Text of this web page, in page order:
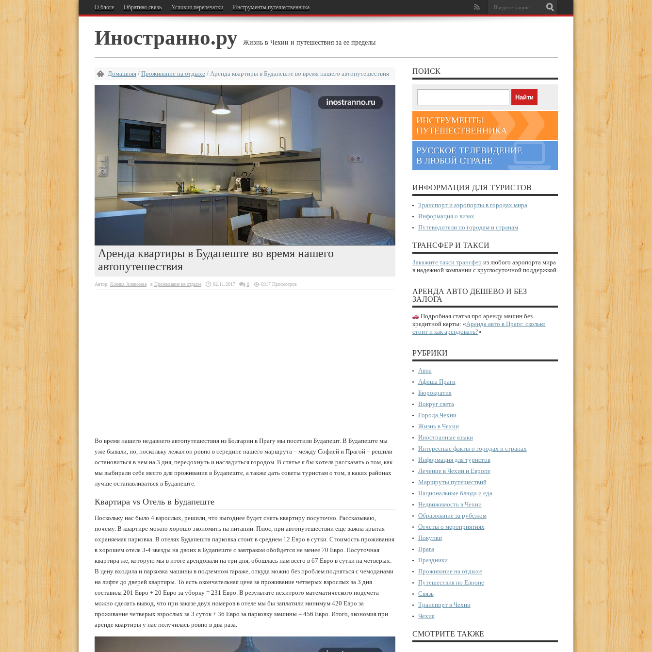
О блоге Обратная связь Условия перепечатки Инструменты путешественника
Иностранно.ру Жизнь в Чехии и путешествия за ее пределы
Домашняя/ Проживание на отдыхе/ Аренда квартиры в Будапеште во время нашего автопутешествия
Аренда квартиры в Будапеште во время нашего
автопутешествия
Автор: Ксения Алексеева в Проживание на отдыхе 02.11.2017 0 6917 Просмотров
Во время нашего недавнего автопутешествия из Болгарии в Прагу мы посетили Будапешт. В Будапеште мы
уже бывали, но, поскольку лежал он ровно в середине нашего маршрута – между Софией и Прагой – решили
остановиться в нем на 3 дня, передохнуть и насладиться городом. В статье я бы хотела рассказать о том, как
мы выбирали себе место для проживания в Будапеште, а также дать советы туристам о том, в каких районах
лучше останавливаться в Будапеште.
Квартира vs Отель в Будапеште
Поскольку нас было 4 взрослых, решили, что выгоднее будет снять квартиру посуточно. Рассказываю,
почему. В квартире можно хорошо экономить на питании. Плюс, при автопутешествии еще важна крытая
охраняемая парковка. В отелях Будапешта парковка стоит в среднем 12 Евро в сутки. Стоимость проживания
в хорошем отеле 3-4 звезды на двоих в Будапеште с завтраком обойдется не менее 70 Евро. Посуточная
квартира же, которую мы в итоге арендовали на три дня, обошлась нам всего в 67 Евро в сутки на четверых.
В цену входила и парковка машины в подземном гараже, откуда можно без проблем подняться с чемоданами
на лифте до дверей квартиры. То есть окончательная цена за проживание четверых взрослых за 3 дня
составила 201 Евро + 20 Евро за уборку = 231 Евро. В результате нехитрого математического подсчета
можно сделать вывод, что при заказе двух номеров в отеле мы бы заплатили минимум 420 Евро за
проживание четверых взрослых за 3 суток + 36 Евро за парковку машины = 456 Евро. Итого, экономия при
аренде квартиры у нас получилась ровно в два раза.
ПОИСК
ИНСТРУМЕНТЫ
ПУТЕШЕСТВЕННИКА
РУССКОЕ ТЕЛЕВИДЕНИЕ
В ЛЮБОЙ СТРАНЕ
ИНФОРМАЦИЯ ДЛЯ ТУРИСТОВ
Транспорт и аэропорты в городах мира
Информация о визах
Путеводители по городам и странам
ТРАНСФЕР И ТАКСИ
Закажите такси трансфер из любого аэропорта мира
в надежной компании с круглосуточной поддержкой.
АРЕНДА АВТО ДЕШЕВО И БЕЗ
ЗАЛОГА
Подробная статья про аренду машин без
кредитной карты: «Аренда авто в Праге: сколько
стоит и как арендовать?«
РУБРИКИ
Авиа
Афиша Праги
Бюрократия
Вокруг света
Города Чехии
Жизнь в Чехии
Иностранные языки
Интересные факты о городах и странах
Информация для туристов
Лечение в Чехии и Европе
Маршруты путешествий
Национальные блюда и еда
Недвижимость в Чехии
Образование за рубежом
Отчеты о мероприятиях
Покупки
Прага
Праздники
Проживание на отдыхе
Путешествия по Европе
Связь
Транспорт в Чехии
Чехия
СМОТРИТЕ ТАКЖЕ